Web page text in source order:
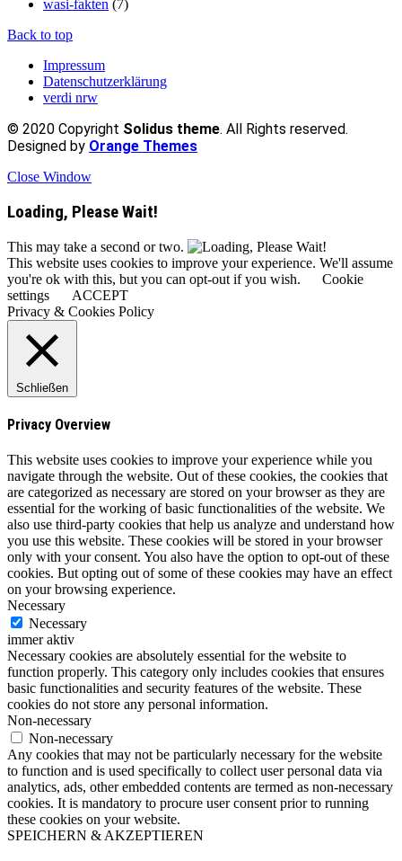
wasi-fakten (7)
Back to top
Impressum
Datenschutzerklärung
verdi nrw
© 2020 Copyright Solidus theme. All Rights reserved.
Designed by Orange Themes
Close Window
Loading, Please Wait!
This may take a second or two.
This website uses cookies to improve your experience. We'll assume
you're ok with this, but you can opt-out if you wish.
Cookie
settings
ACCEPT
Privacy & Cookies Policy
Schließen
Privacy Overview
This website uses cookies to improve your experience while you
navigate through the website. Out of these cookies, the cookies that
are categorized as necessary are stored on your browser as they are
essential for the working of basic functionalities of the website. We
also use third-party cookies that help us analyze and understand how
you use this website. These cookies will be stored in your browser
only with your consent. You also have the option to opt-out of these
cookies. But opting out of some of these cookies may have an effect
on your browsing experience.
Necessary
Necessary
immer aktiv
Necessary cookies are absolutely essential for the website to
function properly. This category only includes cookies that ensures
basic functionalities and security features of the website. These
cookies do not store any personal information.
Non-necessary
Non-necessary
Any cookies that may not be particularly necessary for the website
to function and is used specifically to collect user personal data via
analytics, ads, other embedded contents are termed as non-necessary
cookies. It is mandatory to procure user consent prior to running
these cookies on your website.
SPEICHERN & AKZEPTIEREN